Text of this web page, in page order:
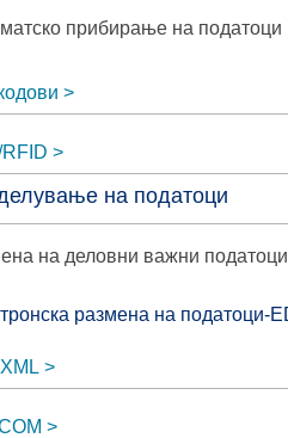
прибирање на податоци
на податоци
на деловни важни податоци
размена на податоци-